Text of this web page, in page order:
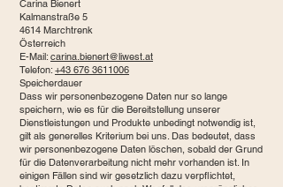
Carina Bienert
Kalmanstraße 5
4614 Marchtrenk
Österreich
E-Mail: carina.bienert@liwest.at
Telefon: +43 676 3611006
Speicherdauer
Dass wir personenbezogene Daten nur so lange
speichern, wie es für die Bereitstellung unserer
Dienstleistungen und Produkte unbedingt notwendig ist,
gilt als generelles Kriterium bei uns. Das bedeutet, dass
wir personenbezogene Daten löschen, sobald der Grund
für die Datenverarbeitung nicht mehr vorhanden ist. In
einigen Fällen sind wir gesetzlich dazu verpflichtet,